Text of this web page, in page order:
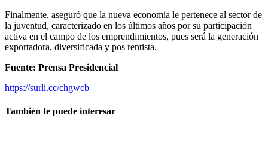
Finalmente, aseguró que la nueva economía le pertenece al sector de
la juventud, caracterizado en los últimos años por su participación
activa en el campo de los emprendimientos, pues será la generación
exportadora, diversificada y pos rentista.
Fuente: Prensa Presidencial
https://surli.cc/chgwcb
También te puede interesar